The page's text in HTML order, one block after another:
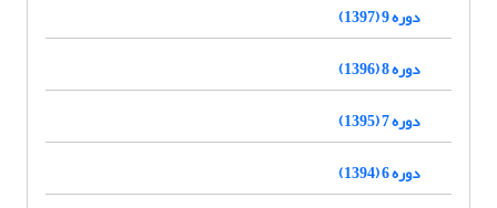
دوره 9 (1397)
دوره 8 (1396)
دوره 7 (1395)
دوره 6 (1394)